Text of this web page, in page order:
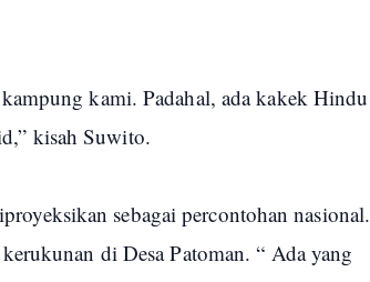
kami. Padahal, ada kakek Hindu
kisah Suwito.
sebagai percontohan nasional.
di Desa Patoman. “ Ada yang